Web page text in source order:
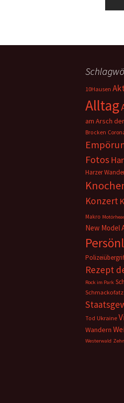
10Hausen
Alltag
am Arsch
Brocken
Fotos
Harzer
Konzert
Makro
New Model
Rezept
Rock im Park
Schmackofatz
Tod Ukraine
Wandern
Westerwald